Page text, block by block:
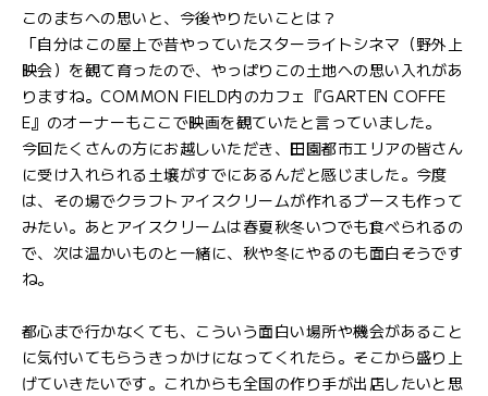
このまちへの思いと、今後やりたいことは？
「自分はこの屋上で昔やっていたスターライトシネマ（野外上
映会）を観て育ったので、やっぱりこの土地への思い入れがあ
りますね。COMMON FIELD内のカフェ『GARTEN COFFE
E』のオーナーもここで映画を観ていたと言っていました。
今回たくさんの方にお越しいただき、田園都市エリアの皆さん
に受け入れられる土壌がすでにあるんだと感じました。今度
は、その場でクラフトアイスクリームが作れるブースも作って
みたい。あとアイスクリームは春夏秋冬いつでも食べられるの
で、次は温かいものと一緒に、秋や冬にやるのも面白そうです
ね。
都心まで行かなくても、こういう面白い場所や機会があること
に気付いてもらうきっかけになってくれたら。そこから盛り上
げていきたいです。これからも全国の作り手が出店したいと思